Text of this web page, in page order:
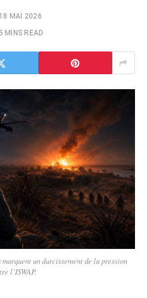
18 MAI 2026
5 MINS READ
un durcissement de la pression
l’ISWAP.